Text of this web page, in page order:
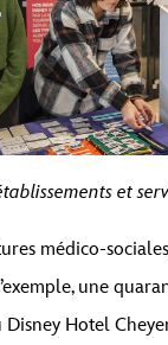
Plus d’informations
et
médico-
une
Hotel